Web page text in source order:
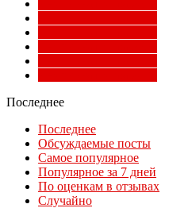
Последнее
Последнее
Обсуждаемые посты
Самое популярное
Популярное за 7 дней
По оценкам в отзывах
Случайно